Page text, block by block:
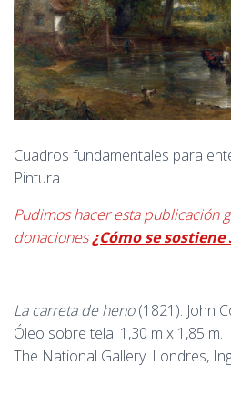
Cuadros fundamentales para
Pintura.
Pudimos hacer esta publicación
donaciones¿Cómo se
La carreta de heno(1821). John
Óleo sobre tela. 1,30 m x 1,85 m.
The National Gallery. Londres,